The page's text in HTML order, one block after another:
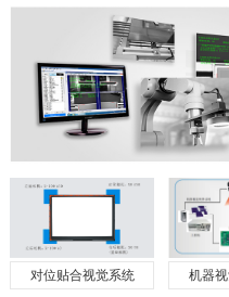
对位贴合视觉系统 机器